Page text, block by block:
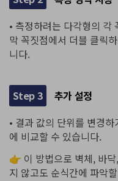
• 측정하려는 다각형의 각
막 꼭짓점에서 더블 클릭
니다.
Step 3
추가 설정
• 결과 값의 단위를 변경
에 비교할 수 있습니다.
👉 이 방법으로 벽체, 바
지 않고도 순식간에 파악